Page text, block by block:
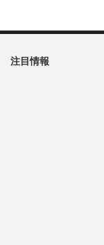
注目情報